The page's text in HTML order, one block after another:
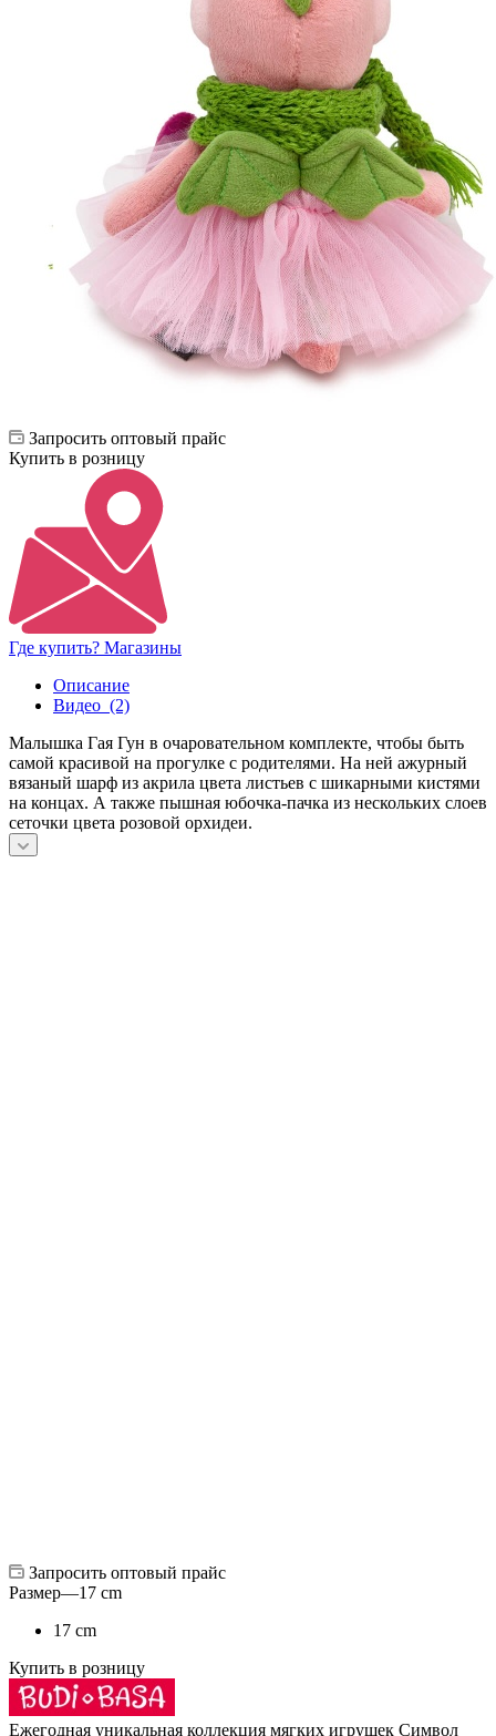
Запросить оптовый прайс
Купить в розницу
Где купить? Магазины
Описание
Видео (2)
Малышка Гая Гун в очаровательном комплекте, чтобы быть
самой красивой на прогулке с родителями. На ней ажурный
вязаный шарф из акрила цвета листьев с шикарными кистями
на концах. А также пышная юбочка-пачка из нескольких слоев
сеточки цвета розовой орхидеи.
Запросить оптовый прайс
Размер—17 cm
17 cm
Купить в розницу
Ежегодная уникальная коллекция мягких игрушек Символ